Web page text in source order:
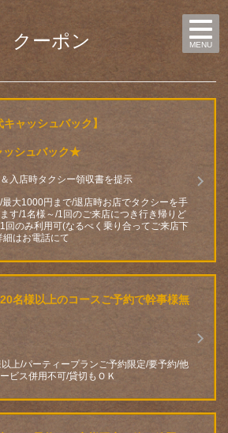
MENU
クーポン
ャッシュバック】
ッシュバック★
入店時タクシー領収書を提示
最大1000円まで/退店時お店でタクシーを手
す/1名様～/1回のご来店につき行き帰りど
回のみ利用可(なるべく乗り合ってご来店下
細はお電話にて
名様以上のコースご予約で幹事様無
上/パーティープランご予約限定/要予約/他
ビス併用不可/貸切もＯＫ